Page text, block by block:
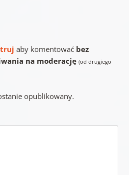
aby komentować bez
na moderację (od drugiego
opublikowany.